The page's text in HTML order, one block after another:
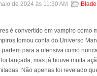
de 2024 às 11:30 AM Blade
é convertido em vampiro como
tomou conta do Universo
para a ofensiva como
lançada, mas já houve muita
Não apenas foi revelado